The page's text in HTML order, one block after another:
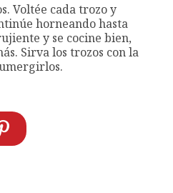
Voltée cada trozo y
horneando hasta
y se cocine bien,
Sirva los trozos con la